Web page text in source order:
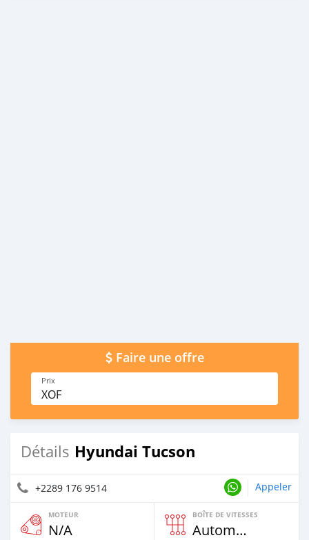
Faire une offre
Prix
XOF
Détails Hyundai Tucson
+2289 176 9514 Appeler
MOTEUR
N/A
BOÎTE DE VITESSES
Automatique